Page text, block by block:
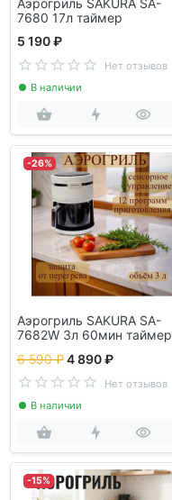
7680 17л таймер
5 190 ₽
Нет отзывов
В наличии
-26%
Аэрогриль SAKURA SA-
7682W 3л 60мин таймер
6 590 ₽ 4 890 ₽
Нет отзывов
В наличии
-15%